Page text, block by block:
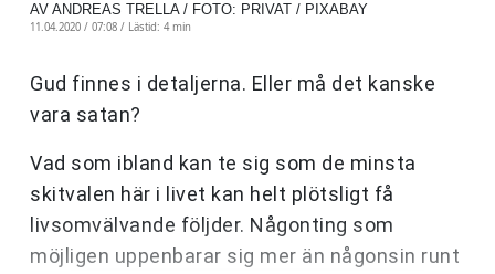
AV ANDREAS TRELLA / FOTO: PRIVAT / PIXABAY
11.04.2020 / 07:08 / Lästid: 4 min
Gud finnes i detaljerna. Eller må det kanske
vara satan?
Vad som ibland kan te sig som de minsta
skitvalen här i livet kan helt plötsligt få
livsomvälvande följder. Någonting som
möjligen uppenbarar sig mer än någonsin runt